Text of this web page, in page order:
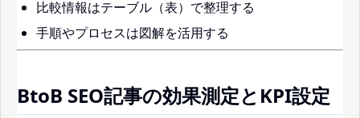
比較情報はテーブル（表）で整理する
手順やプロセスは図解を活用する
BtoB SEO記事の効果測定とKPI設定